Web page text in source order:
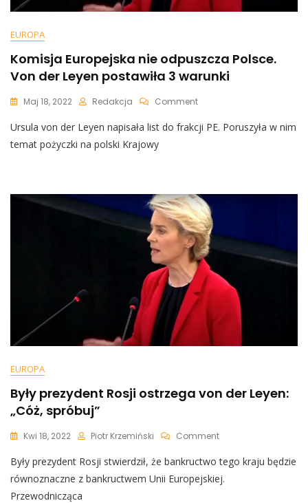
EUROPA
Komisja Europejska nie odpuszcza Polsce.
Von der Leyen postawiła 3 warunki
Maj 18, 2022 Redakcja CommentOn
Europejska
Der
Leyen
Postawiła
3
Warunki
Ursula von der Leyen napisała list do frakcji PE. Poruszyła w nim
temat pożyczki na polski Krajowy
EUROPA
Były prezydent Rosji ostrzega von der Leyen:
„Cóż, spróbuj”
Kwi 18, 2022 Piotr Krzemiński CommentOn
Prezydent
Rosji
Ostrzega
Były prezydent Rosji stwierdził, że bankructwo tego kraju będzie
równoznaczne z bankructwem Unii Europejskiej.
Przewodnicząca